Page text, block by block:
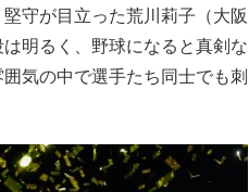
守が目立った荒川莉子（大阪
明るく、野球になると真剣な
気の中で選手たち同士でも刺